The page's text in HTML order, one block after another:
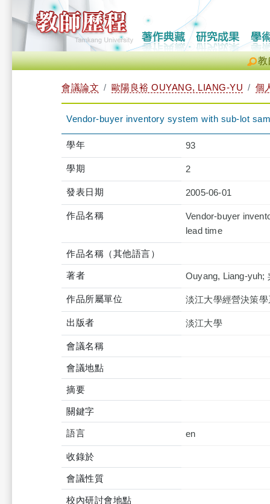
教
會議論文 歐陽良裕 OUYANG, LIANG-YU 個
Vendor-buyer inventory system with sub-lot
學年 93
學期 2
發表日期 2005-06-01
作品名稱
Vendor-buyer
lead time
作品名稱（其他語言）
著者 Ouyang, Liang-yuh;
作品所屬單位 淡江大學經營決策學
出版者 淡江大學
會議名稱
會議地點
摘要
關鍵字
語言 en
收錄於
會議性質
校內研討會地點